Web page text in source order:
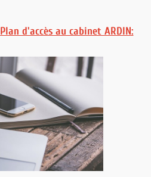
Plan d'accès au cabinet ARDIN: